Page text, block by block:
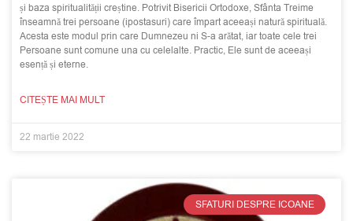
și baza spiritualității creștine. Potrivit Bisericii Ortodoxe, Sfânta Treime
înseamnă trei persoane (ipostasuri) care împart aceeași natură spirituală.
Acesta este modul prin care Dumnezeu ni S-a arătat, iar toate cele trei
Persoane sunt comune una cu celelalte. Practic, Ele sunt de aceeași
esență și eterne.
CITEȘTE MAI MULT
22 martie 2022
SFATURI DESPRE ICOANE